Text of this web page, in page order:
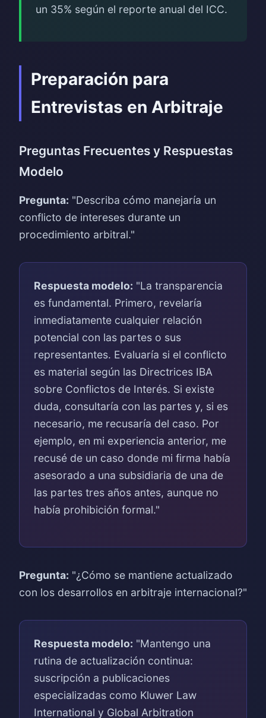
un 35% según el reporte anual del ICC.
Preparación para
Entrevistas en Arbitraje
Preguntas Frecuentes y Respuestas
Modelo
Pregunta: "Describa cómo manejaría un
conflicto de intereses durante un
procedimiento arbitral."
Respuesta modelo: "La transparencia
es fundamental. Primero, revelaría
inmediatamente cualquier relación
potencial con las partes o sus
representantes. Evaluaría si el conflicto
es material según las Directrices IBA
sobre Conflictos de Interés. Si existe
duda, consultaría con las partes y, si es
necesario, me recusaría del caso. Por
ejemplo, en mi experiencia anterior, me
recusé de un caso donde mi firma había
asesorado a una subsidiaria de una de
las partes tres años antes, aunque no
había prohibición formal."
Pregunta: "¿Cómo se mantiene actualizado
con los desarrollos en arbitraje internacional?"
Respuesta modelo: "Mantengo una
rutina de actualización continua:
suscripción a publicaciones
especializadas como Kluwer Law
International y Global Arbitration